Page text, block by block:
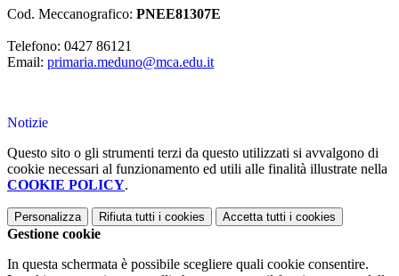
Cod. Meccanografico: PNEE81307E
Telefono: 0427 86121
Email: primaria.meduno@mca.edu.it
Notizie
Questo sito o gli strumenti terzi da questo utilizzati si avvalgono di
cookie necessari al funzionamento ed utili alle finalità illustrate nella
COOKIE POLICY.
Personalizza Rifiuta tutti i cookies Accetta tutti i cookies
Gestione cookie
In questa schermata è possibile scegliere quali cookie consentire.